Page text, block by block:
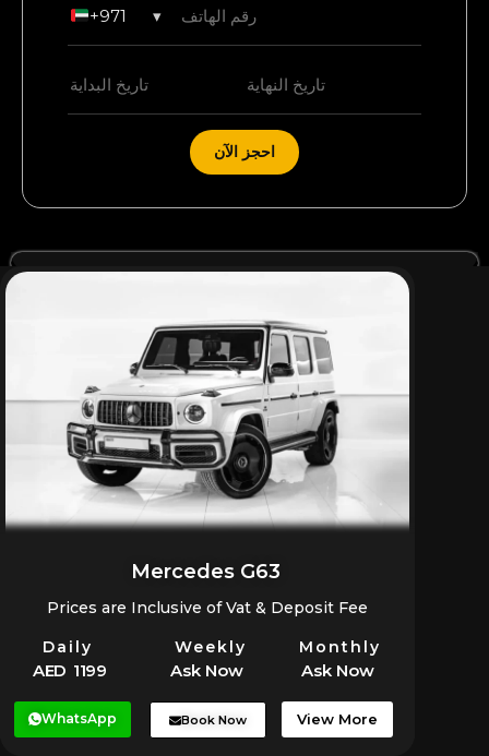
+971 ▾
احجز الآن
Mercedes G63
Prices are Inclusive of Vat & Deposit Fee
Daily Weekly Monthly
AED 1199 Ask Now Ask Now
WhatsApp Book Now View More